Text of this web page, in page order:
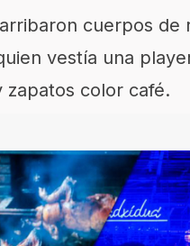
cuerpos
vestía una
zapatos color café.